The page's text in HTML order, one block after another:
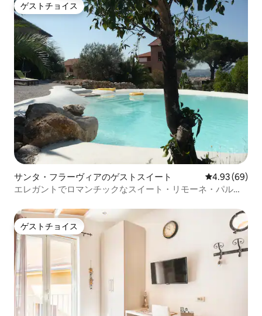
ゲストチョイス
ゲストチョイス
サンタ・フラーヴィアのゲストスイート レビュー69
4.93 (69)
エレガントでロマンチックなスイート・リモーネ・パルコ
ゲストチョイス
ゲストチョイス